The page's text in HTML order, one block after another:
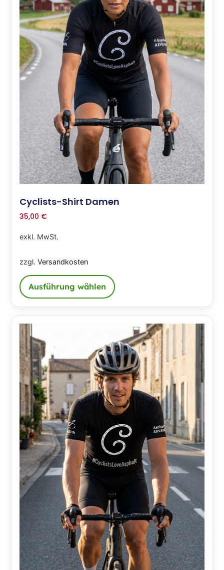
Cyclists-Shirt Damen
35,00 €
exkl. MwSt.
zzgl.Versandkosten
Ausführung wählen